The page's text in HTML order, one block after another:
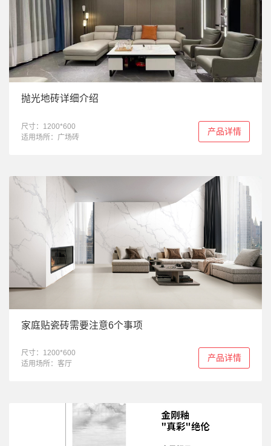
抛光地砖详细介绍
尺寸：1200*600
适用场所：广场砖
产品详情
家庭贴瓷砖需要注意6个事项
尺寸：1200*600
适用场所：客厅
产品详情